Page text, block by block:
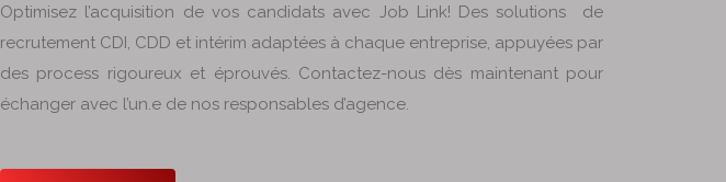
Optimisez l’acquisition de vos candidats avec Job Link! Des solutions de
recrutement CDI, CDD et intérim adaptées à chaque entreprise, appuyées par
des process rigoureux et éprouvés. Contactez-nous dès maintenant pour
échanger avec l’un.e de nos responsables d’agence.